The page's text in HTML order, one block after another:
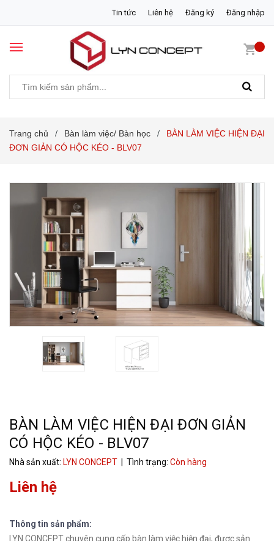
Tin tức Liên hệ Đăng ký Đăng nhập
Trang chủ / Bàn làm việc/ Bàn học /
BÀN LÀM VIỆC HIỆN ĐẠI
ĐƠN GIẢN CÓ HỘC KÉO - BLV07
BÀN LÀM VIỆC HIỆN ĐẠI ĐƠN GIẢN
CÓ HỘC KÉO - BLV07
Nhà sản xuất: LYN CONCEPT | Tình trạng: Còn hàng
Liên hệ
Thông tin sản phẩm:
LYN CONCEPT chuyên cung cấp bàn làm việc hiện đại, được sản